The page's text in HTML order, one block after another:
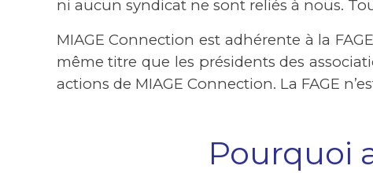
ni aucun syndicat ne sont reliés à nous.
MIAGE Connection est adhérente à la
même titre que les présidents des
actions de MIAGE Connection. La FAGE
Pourquoi